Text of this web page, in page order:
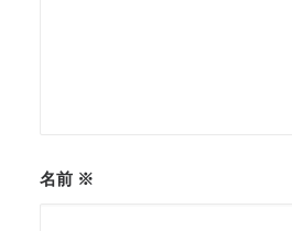
名前 ※